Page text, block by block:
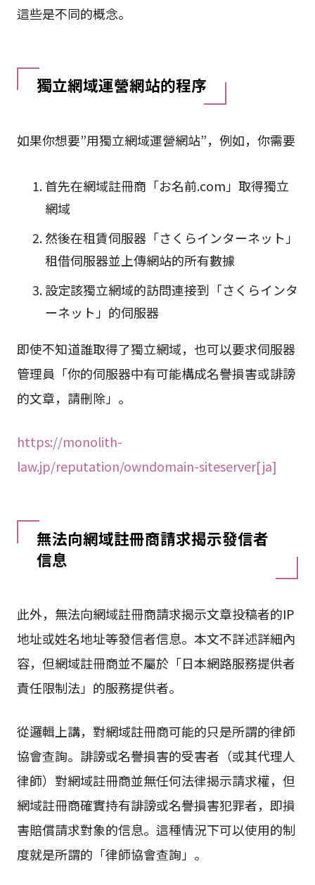
這些是不同的概念。
獨立網域運營網站的程序
如果你想要”用獨立網域運營網站”，例如，你需要
首先在網域註冊商「お名前.com」取得獨立
網域
然後在租賃伺服器「さくらインターネット」
租借伺服器並上傳網站的所有數據
設定該獨立網域的訪問連接到「さくらインタ
ーネット」的伺服器
即使不知道誰取得了獨立網域，也可以要求伺服器
管理員「你的伺服器中有可能構成名譽損害或誹謗
的文章，請刪除」。
https://monolith-
law.jp/reputation/owndomain-siteserver[ja]
無法向網域註冊商請求揭示發信者
信息
此外，無法向網域註冊商請求揭示文章投稿者的IP
地址或姓名地址等發信者信息。本文不詳述詳細內
容，但網域註冊商並不屬於「日本網路服務提供者
責任限制法」的服務提供者。
從邏輯上講，對網域註冊商可能的只是所謂的律師
協會查詢。誹謗或名譽損害的受害者（或其代理人
律師）對網域註冊商並無任何法律揭示請求權，但
網域註冊商確實持有誹謗或名譽損害犯罪者，即損
害賠償請求對象的信息。這種情況下可以使用的制
度就是所謂的「律師協會查詢」。